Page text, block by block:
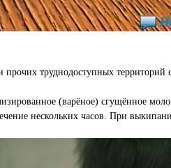
прочих труднодоступных
(варёное) сгущённое
нескольких часов. При